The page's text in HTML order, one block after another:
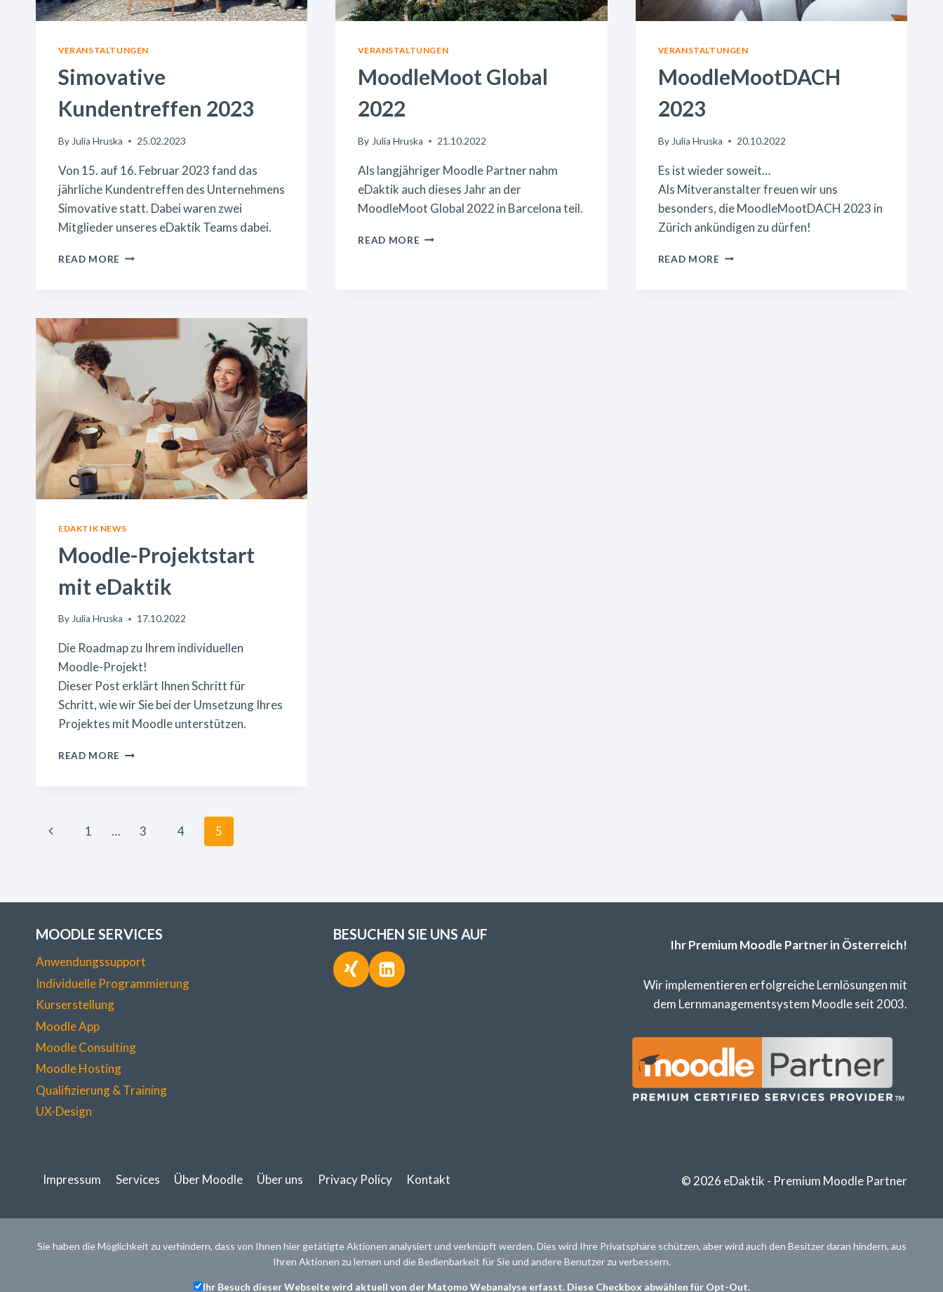
VERANSTALTUNGEN
Simovative
Kundentreffen 2023
By Julia Hruska 25.02.2023
Von 15. auf 16. Februar 2023 fand das
jährliche Kundentreffen des Unternehmens
Simovative statt. Dabei waren zwei
Mitglieder unseres eDaktik Teams dabei.
READ MORE SIMOVATIVE
VERANSTALTUNGEN
MoodleMoot Global
2022
By Julia Hruska 21.10.2022
Als langjähriger Moodle Partner nahm
eDaktik auch dieses Jahr an der
MoodleMoot Global 2022 in Barcelona teil.
READ MORE MOODLEMOOT
VERANSTALTUNGEN
MoodleMootDACH
2023
By Julia Hruska 20.10.2022
Es ist wieder soweit…
Als Mitveranstalter freuen wir uns
besonders, die MoodleMootDACH 2023 in
Zürich ankündigen zu dürfen!
READ MORE MOODLEMOOTDACH
EDAKTIK NEWS
Moodle-Projektstart
mit eDaktik
ByJulia Hruska 17.10.2022
Die Roadmap zu Ihrem individuellen
Moodle-Projekt!
Dieser Post erklärt Ihnen Schritt für
Schritt, wie wir Sie bei der Umsetzung Ihres
Projektes mit Moodle unterstützen.
READ MORE MOODLE-
Page
Previous1 … 3 4 5
MOODLE SERVICES
Anwendungssupport
Individuelle Programmierung
Kurserstellung
Moodle App
Moodle Consulting
Moodle Hosting
Qualifizierung & Training
UX-Design
BESUCHEN SIE UNS AUF
Ihr Premium Moodle Partner in Österreich!
Wir implementieren erfolgreiche Lernlösungen mit
dem Lernmanagementsystem Moodle seit 2003.
Impressum Services Über Moodle Über uns Privacy Policy Kontakt © 2026 eDaktik - Premium Moodle Partner
Sie haben die Möglichkeit zu verhindern, dass von Ihnen hier getätigte Aktionen analysiert und verknüpft werden. Dies wird Ihre Privatsphäre schützen, aber wird auch den Besitzer daran hindern, aus
Ihren Aktionen zu lernen und die Bedienbarkeit für Sie und andere Benutzer zu verbessern.
Ihr Besuch dieser Webseite wird aktuell von der Matomo Webanalyse erfasst. Diese Checkbox abwählen für Opt-Out.